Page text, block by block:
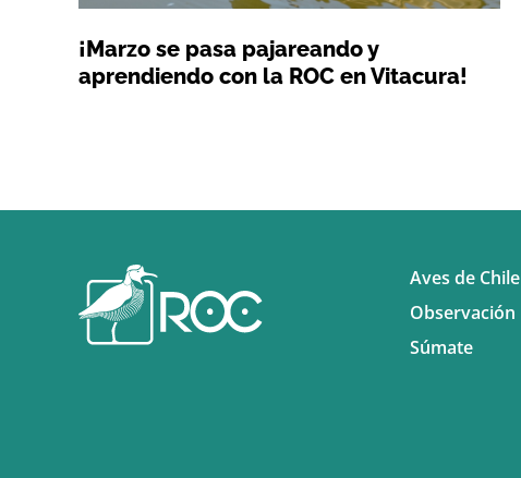
¡Marzo se pasa pajareando y
aprendiendo con la ROC en Vitacura!
Aves de Chile
Observación
Súmate